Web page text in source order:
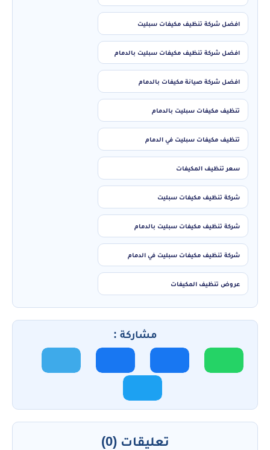
افضل شركة تنظيف مكيفات سبليت
افضل شركة تنظيف مكيفات سبليت بالدمام
افضل شركة صيانة مكيفات بالدمام
تنظيف مكيفات سبليت بالدمام
تنظيف مكيفات سبليت في الدمام
سعر تنظيف المكيفات
شركة تنظيف مكيفات سبليت
شركة تنظيف مكيفات سبليت بالدمام
شركة تنظيف مكيفات سبليت في الدمام
عروض تنظيف المكيفات
مشاركة :
تعليقات (0)